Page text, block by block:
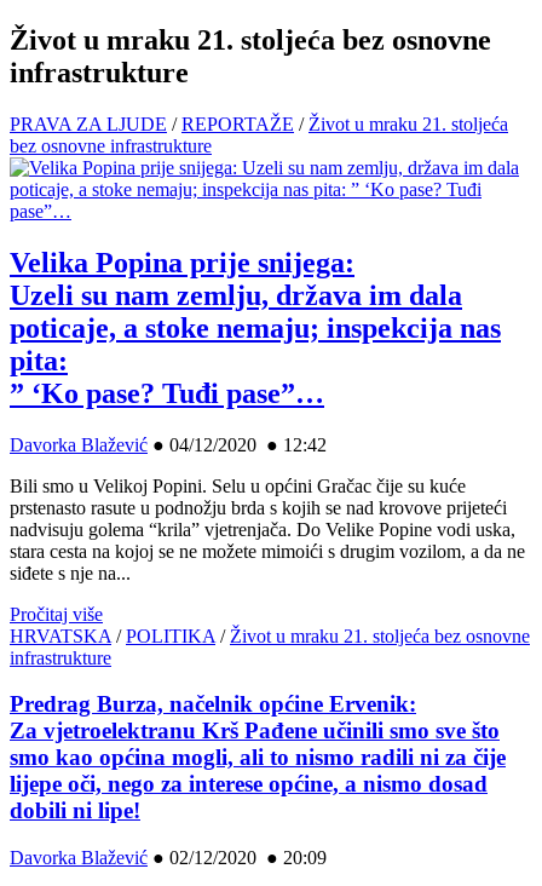
Život u mraku 21. stoljeća bez osnovne
infrastrukture
PRAVA ZA LJUDE /REPORTAŽE / Život u mraku 21. stoljeća
bez osnovne infrastrukture
Velika Popina prije snijega:
Uzeli su nam zemlju, država im dala
poticaje, a stoke nemaju; inspekcija nas
pita:
” ‘Ko pase? Tuđi pase”…
Davorka Blažević ● 04/12/2020 ● 12:42
Bili smo u Velikoj Popini. Selu u općini Gračac čije su kuće
prstenasto rasute u podnožju brda s kojih se nad krovove prijeteći
nadvisuju golema “krila” vjetrenjača. Do Velike Popine vodi uska,
stara cesta na kojoj se ne možete mimoići s drugim vozilom, a da ne
siđete s nje na...
Pročitaj više
HRVATSKA /POLITIKA / Život u mraku 21. stoljeća bez osnovne
infrastrukture
Predrag Burza, načelnik općine Ervenik:
Za vjetroelektranu Krš Pađene učinili smo sve što
smo kao općina mogli, ali to nismo radili ni za čije
lijepe oči, nego za interese općine, a nismo dosad
dobili ni lipe!
Davorka Blažević ● 02/12/2020 ● 20:09